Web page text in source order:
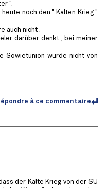
".
noch den " Kalten Krieg "
auch nicht .
darüber denkt , bei meiner
Sowietunion wurde nicht von
à ce commentaire
der Kalte Krieg von der SU